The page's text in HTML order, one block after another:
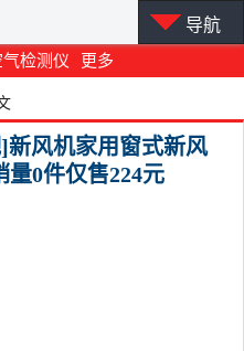
气检测仪 更多
导航
风机家用窗式新风
0件仅售224元